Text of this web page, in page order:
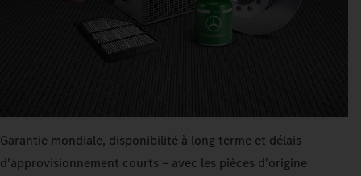
Garantie mondiale, disponibilité à long terme et délais
d'approvisionnement courts – avec les pièces d'origine